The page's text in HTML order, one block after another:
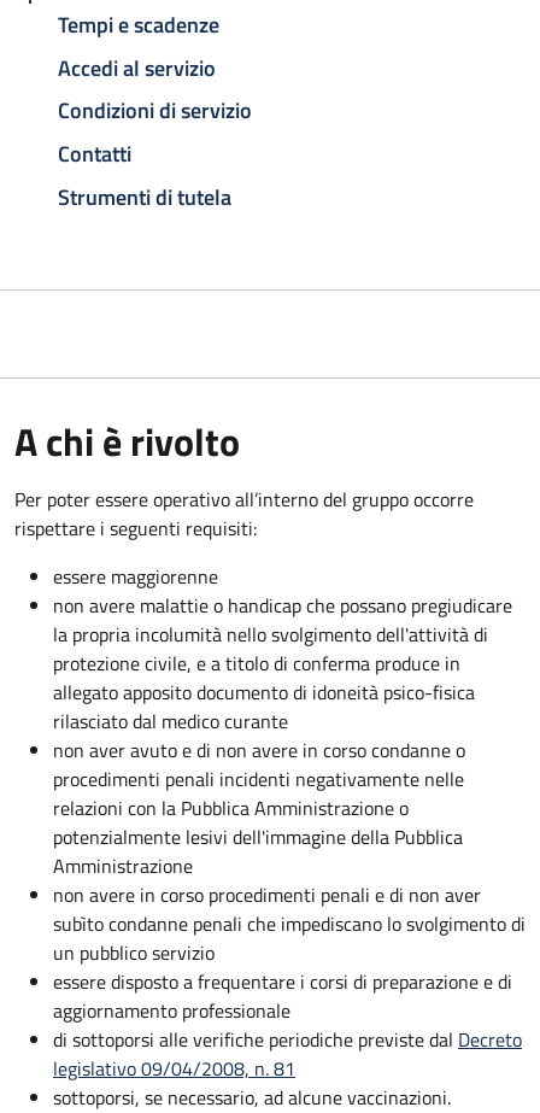
Tempi e scadenze
Accedi al servizio
Condizioni di servizio
Contatti
Strumenti di tutela
A chi è rivolto
Per poter essere operativo all’interno del gruppo occorre
rispettare i seguenti requisiti:
essere maggiorenne
non avere malattie o handicap che possano pregiudicare
la propria incolumità nello svolgimento dell'attività di
protezione civile, e a titolo di conferma produce in
allegato apposito documento di idoneità psico-fisica
rilasciato dal medico curante
non aver avuto e di non avere in corso condanne o
procedimenti penali incidenti negativamente nelle
relazioni con la Pubblica Amministrazione o
potenzialmente lesivi dell'immagine della Pubblica
Amministrazione
non avere in corso procedimenti penali e di non aver
subìto condanne penali che impediscano lo svolgimento di
un pubblico servizio
essere disposto a frequentare i corsi di preparazione e di
aggiornamento professionale
di sottoporsi alle verifiche periodiche previste dal Decreto
legislativo 09/04/2008, n. 81
sottoporsi, se necessario, ad alcune vaccinazioni.